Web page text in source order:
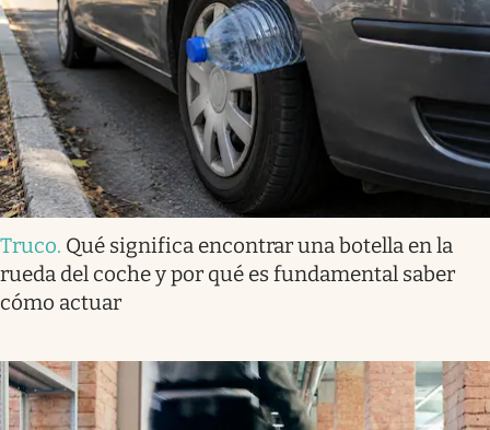
Truco. Qué significa encontrar una botella en la
rueda del coche y por qué es fundamental saber
cómo actuar